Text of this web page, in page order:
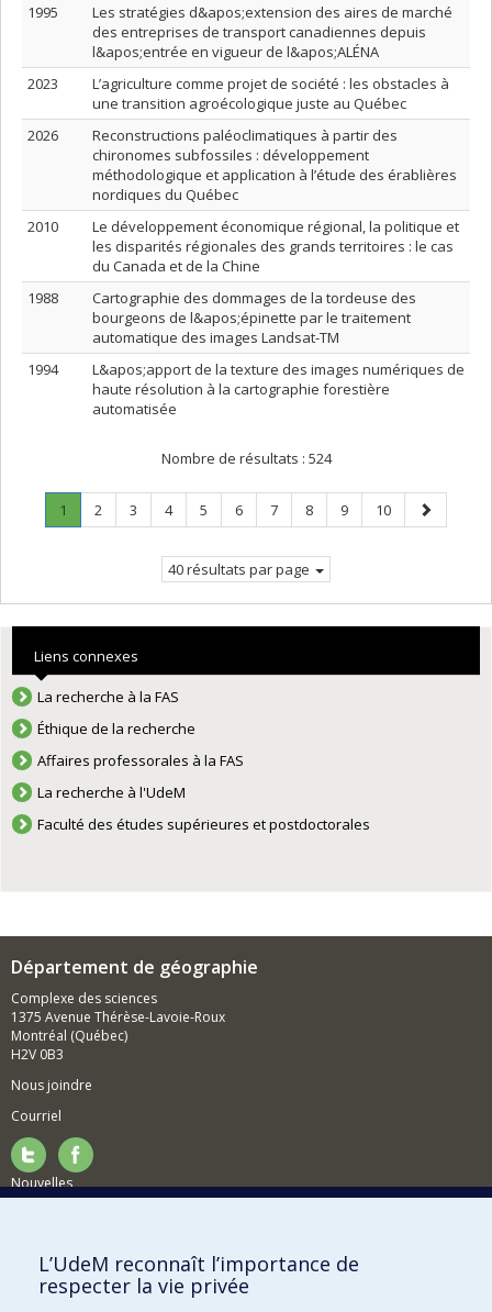
1995
Les stratégies d&apos;extension des aires de marché
des entreprises de transport canadiennes depuis
l&apos;entrée en vigueur de l&apos;ALÉNA
2023
L’agriculture comme projet de société : les obstacles à
une transition agroécologique juste au Québec
2026
Reconstructions paléoclimatiques à partir des
chironomes subfossiles : développement
méthodologique et application à l’étude des érablières
nordiques du Québec
2010
Le développement économique régional, la politique et
les disparités régionales des grands territoires : le cas
du Canada et de la Chine
1988
Cartographie des dommages de la tordeuse des
bourgeons de l&apos;épinette par le traitement
automatique des images Landsat-TM
1994
L&apos;apport de la texture des images numériques de
haute résolution à la cartographie forestière
automatisée
Nombre de résultats : 524
Page
1
Page
Page
2 Page
3 Page
4 Page
5 Page
6 Page
7 Page
8 Page
9 Page
10
Page
suivante
40 résultats par page
Liens connexes
La recherche à la FAS
Éthique de la recherche
Affaires professorales à la FAS
La recherche à l'UdeM
Faculté des études supérieures et postdoctorales
Département de géographie
Complexe des sciences
1375 Avenue Thérèse-Lavoie-Roux
Montréal (Québec)
H2V 0B3
Nous joindre
Courriel
Nouvelles
Comment soutenir le Département?
BESOIN D'AIDE?
L’UdeM reconnaît l’importance de
respecter la vie privée